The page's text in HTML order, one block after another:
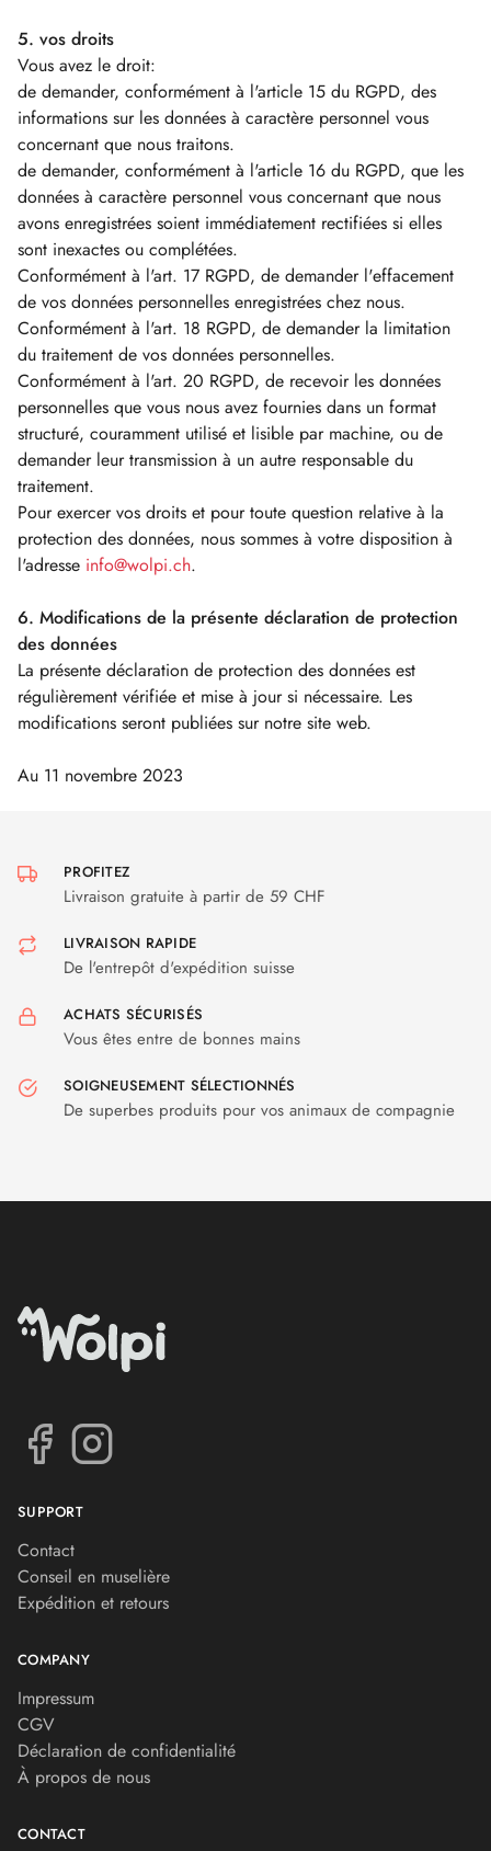
5. vos droits
Vous avez le droit:
de demander, conformément à l'article 15 du RGPD, des
informations sur les données à caractère personnel vous
concernant que nous traitons.
de demander, conformément à l'article 16 du RGPD, que les
données à caractère personnel vous concernant que nous
avons enregistrées soient immédiatement rectifiées si elles
sont inexactes ou complétées.
Conformément à l'art. 17 RGPD, de demander l'effacement
de vos données personnelles enregistrées chez nous.
Conformément à l'art. 18 RGPD, de demander la limitation
du traitement de vos données personnelles.
Conformément à l'art. 20 RGPD, de recevoir les données
personnelles que vous nous avez fournies dans un format
structuré, couramment utilisé et lisible par machine, ou de
demander leur transmission à un autre responsable du
traitement.
Pour exercer vos droits et pour toute question relative à la
protection des données, nous sommes à votre disposition à
l'adresse info@wolpi.ch.
6. Modifications de la présente déclaration de protection
des données
La présente déclaration de protection des données est
régulièrement vérifiée et mise à jour si nécessaire. Les
modifications seront publiées sur notre site web.
Au 11 novembre 2023
PROFITEZ
Livraison gratuite à partir de 59 CHF
LIVRAISON RAPIDE
De l'entrepôt d'expédition suisse
ACHATS SÉCURISÉS
Vous êtes entre de bonnes mains
SOIGNEUSEMENT SÉLECTIONNÉS
De superbes produits pour vos animaux de compagnie
SUPPORT
Contact
Conseil en muselière
Expédition et retours
COMPANY
Impressum
CGV
Déclaration de confidentialité
À propos de nous
CONTACT